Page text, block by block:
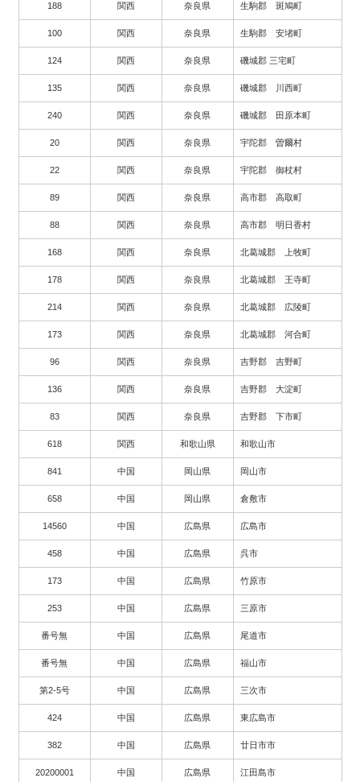
188 関西 奈良県 生駒郡 斑鳩町
100 関西 奈良県 生駒郡 安堵町
124 関西 奈良県 磯城郡 三宅町
135 関西 奈良県 磯城郡 川西町
240 関西 奈良県 磯城郡 田原本町
20 関西 奈良県 宇陀郡 曽爾村
22 関西 奈良県 宇陀郡 御杖村
89 関西 奈良県 高市郡 高取町
88 関西 奈良県 高市郡 明日香村
168 関西 奈良県 北葛城郡 上牧町
178 関西 奈良県 北葛城郡 王寺町
214 関西 奈良県 北葛城郡 広陵町
173 関西 奈良県 北葛城郡 河合町
96 関西 奈良県 吉野郡 吉野町
136 関西 奈良県 吉野郡 大淀町
83 関西 奈良県 吉野郡 下市町
618 関西 和歌山県 和歌山市
841 中国 岡山県 岡山市
658 中国 岡山県 倉敷市
14560 中国 広島県 広島市
458 中国 広島県 呉市
173 中国 広島県 竹原市
253 中国 広島県 三原市
番号無 中国 広島県 尾道市
番号無 中国 広島県 福山市
第2-5号 中国 広島県 三次市
424 中国 広島県 東広島市
382 中国 広島県 廿日市市
20200001 中国 広島県 江田島市